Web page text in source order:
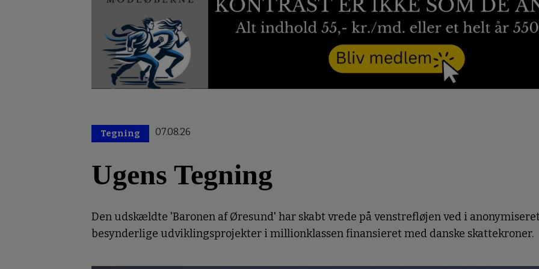
Tegning 07.08.26
Ugens Tegning
Den udskældte 'Baronen af Øresund' har skabt vrede på venstrefløjen ved i
besynderlige udviklingsprojekter i millionklassen finansieret med danske skattekroner.